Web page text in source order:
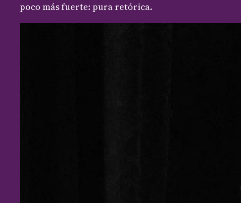
poco más fuerte: pura retórica.